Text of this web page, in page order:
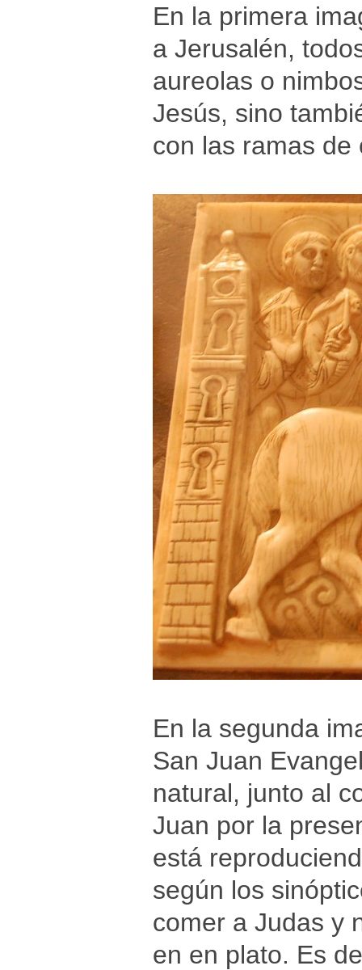
En la primera
a Jerusalén,
aureolas o
Jesús, sino
con las ramas de
En la segunda
San Juan
natural, junto al
Juan por la
está
según los
comer a Judas y
en en plato. Es